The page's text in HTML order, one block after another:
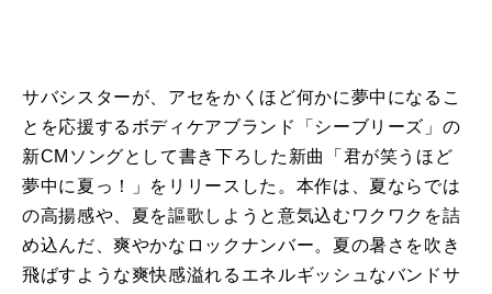
サバシスターが、アセをかくほど何かに夢中になるこ
とを応援するボディケアブランド「シーブリーズ」の
新CMソングとして書き下ろした新曲「君が笑うほど
夢中に夏っ！」をリリースした。本作は、夏ならでは
の高揚感や、夏を謳歌しようと意気込むワクワクを詰
め込んだ、爽やかなロックナンバー。夏の暑さを吹き
飛ばすような爽快感溢れるエネルギッシュなバンドサ